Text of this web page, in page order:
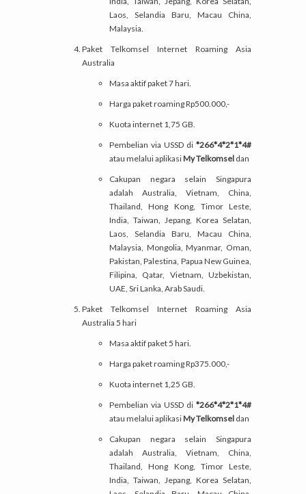
Laos, Selandia Baru, Macau China,
Malaysia.
Paket Telkomsel Internet Roaming Asia
Australia
Masa aktif paket 7 hari.
Harga paket roaming Rp500.000,-
Kuota internet 1,75 GB.
Pembelian via USSD di *266*4*2*1*4#
atau melalui aplikasiMy Telkomsel dan
Cakupan negara selain Singapura
adalah Australia, Vietnam, China,
Thailand, Hong Kong, Timor Leste,
India, Taiwan, Jepang, Korea Selatan,
Laos, Selandia Baru, Macau China,
Malaysia, Mongolia, Myanmar, Oman,
Pakistan, Palestina, Papua New Guinea,
Filipina, Qatar, Vietnam, Uzbekistan,
UAE, Sri Lanka, Arab Saudi.
Paket Telkomsel Internet Roaming Asia
Australia 5 hari
Masa aktif paket 5 hari.
Harga paket roaming Rp375.000,-
Kuota internet 1,25 GB.
Pembelian via USSD di *266*4*2*1*4#
atau melalui aplikasiMy Telkomsel dan
Cakupan negara selain Singapura
adalah Australia, Vietnam, China,
Thailand, Hong Kong, Timor Leste,
India, Taiwan, Jepang, Korea Selatan,